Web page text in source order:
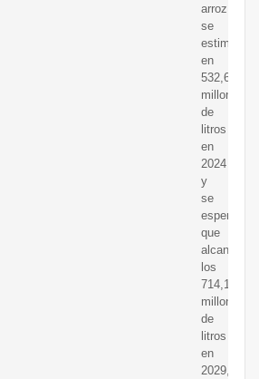
arroz
se
estima
en
532,67
millones
de
litros
en
2024
y
se
espera
que
alcance
los
714,18
millones
de
litros
en
2029,